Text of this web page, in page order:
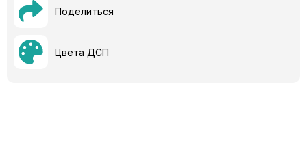
Поделиться
Цвета ДСП